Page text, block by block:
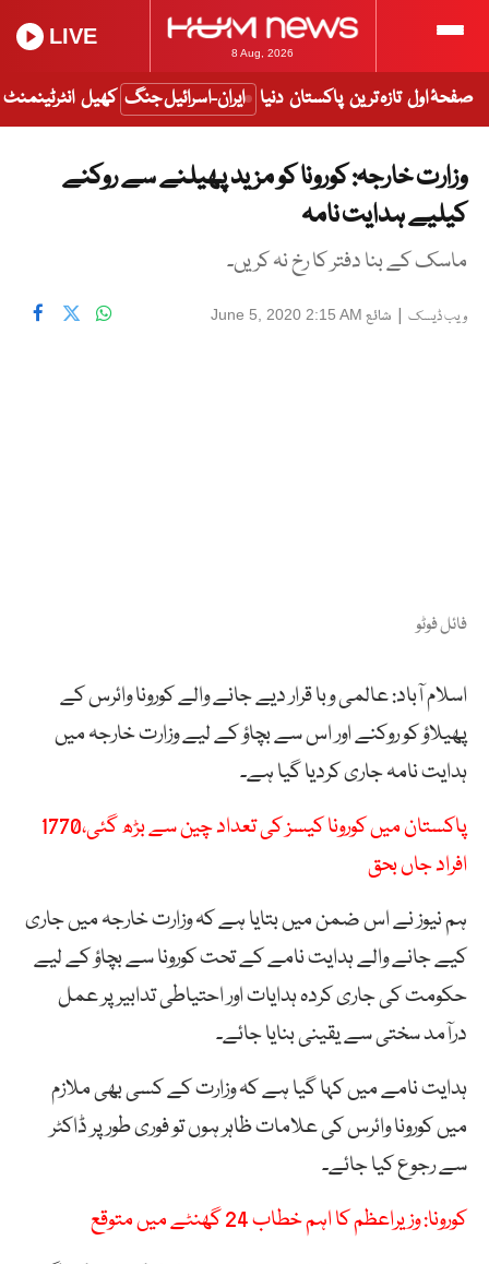
8 Aug, 2026
LIVE
صفحۂ اول تازہ ترین پاکستان دنیا ایران-اسرائیل جنگ کھیل انٹرٹینمنٹ
وزارت خارجہ: کورونا کو مزید پھیلنے سے روکنے
کیلیے ہدایت نامہ
ماسک کے بنا دفتر کا رخ نہ کریں۔
ویب ڈیسک | شائع June 5, 2020 2:15 AM
فائل فوٹو
اسلام آباد: عالمی وبا قرار دیے جانے والے کورونا وائرس کے
پھیلاؤ کو روکنے اور اس سے بچاؤ کے لیے وزارت خارجہ میں
ہدایت نامہ جاری کردیا گیا ہے۔
پاکستان میں کورونا کیسز کی تعداد چین سے بڑھ گئی،1770
افراد جاں بحق
ہم نیوز نے اس ضمن میں بتایا ہے کہ وزارت خارجہ میں جاری
کیے جانے والے ہدایت نامے کے تحت کورونا سے بچاؤ کے لیے
حکومت کی جاری کردہ ہدایات اور احتیاطی تدابیر پر عمل
درآمد سختی سے یقینی بنایا جائے۔
ہدایت نامے میں کہا گیا ہے کہ وزارت کے کسی بھی ملازم
میں کورونا وائرس کی علامات ظاہر ہوں تو فوری طور پر ڈاکٹر
سے رجوع کیا جائے۔
کورونا: وزیراعظم کا اہم خطاب 24 گھنٹے میں متوقع